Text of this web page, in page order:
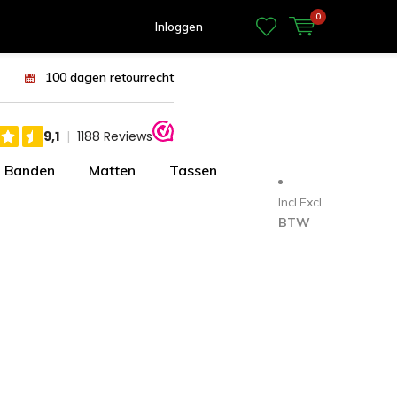
Inloggen
0
100 dagen retourrecht
Banden Matten Tassen
Incl.Excl.
BTW